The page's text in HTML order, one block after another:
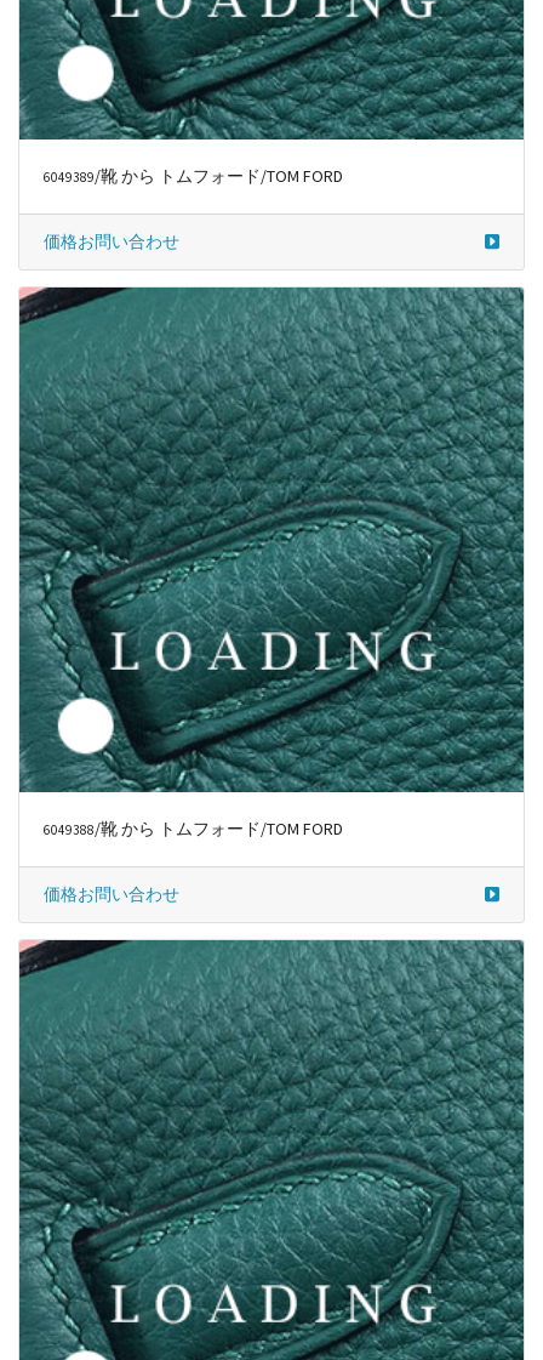
6049390 /靴 から トムフォード/TOM FORD
価格お問い合わせ
6049389/靴 から トムフォード/TOM FORD